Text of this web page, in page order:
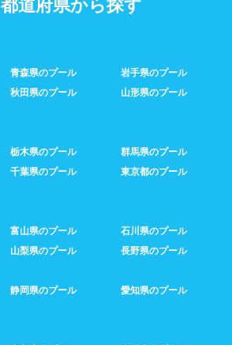
都道府県から探す
青森県のプール
岩手県のプール
秋田県のプール
山形県のプール
栃木県のプール
群馬県のプール
千葉県のプール
東京都のプール
富山県のプール
石川県のプール
山梨県のプール
長野県のプール
静岡県のプール
愛知県のプール